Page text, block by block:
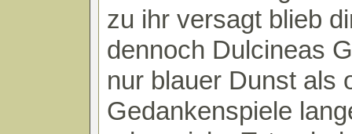
zu ihr versagt blieb
dennoch Dulcineas
nur blauer Dunst als
Gedankenspiele